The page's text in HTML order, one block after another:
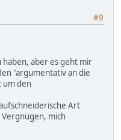
#9
haben, aber es geht mir
"argumentativ an die
um den
Art
mich